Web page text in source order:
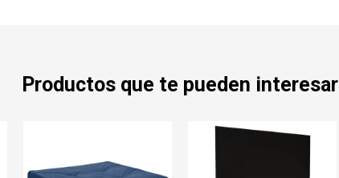
Productos que te pueden interesar